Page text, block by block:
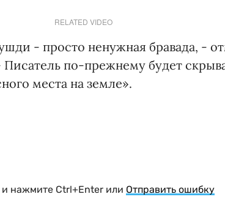
RELATED VIDEO
- просто ненужная бравада, -
по-прежнему будет
места на земле».
нажмите Ctrl+Enter или Отправить ошибку